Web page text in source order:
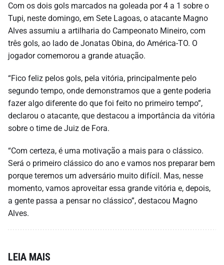
Com os dois gols marcados na goleada por 4 a 1 sobre o
Tupi, neste domingo, em Sete Lagoas, o atacante Magno
Alves assumiu a artilharia do Campeonato Mineiro, com
três gols, ao lado de Jonatas Obina, do América-TO. O
jogador comemorou a grande atuação.
“Fico feliz pelos gols, pela vitória, principalmente pelo
segundo tempo, onde demonstramos que a gente poderia
fazer algo diferente do que foi feito no primeiro tempo”,
declarou o atacante, que destacou a importância da vitória
sobre o time de Juiz de Fora.
“Com certeza, é uma motivação a mais para o clássico.
Será o primeiro clássico do ano e vamos nos preparar bem
porque teremos um adversário muito difícil. Mas, nesse
momento, vamos aproveitar essa grande vitória e, depois,
a gente passa a pensar no clássico”, destacou Magno
Alves.
LEIA MAIS